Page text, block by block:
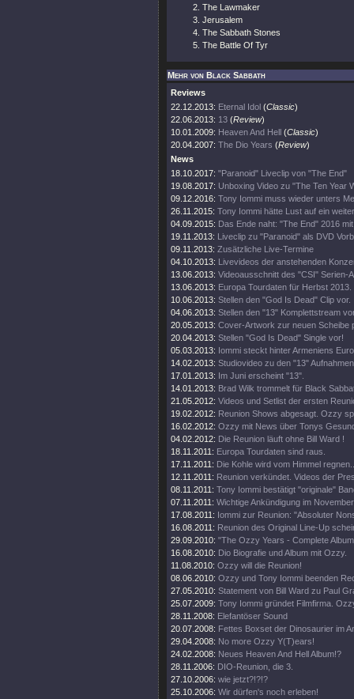
The Lawmaker
Jerusalem
The Sabbath Stones
The Battle Of Tyr
Mehr von Black Sabbath
Reviews
22.12.2013: Eternal Idol (Classic)
22.06.2013: 13 (Review)
10.01.2009: Heaven And Hell (Classic)
20.04.2007: The Dio Years (Review)
News
18.10.2017: "Paranoid" Liveclip von "The End"
19.08.2017: Unboxing Video zu "The Ten Year
09.12.2016: Tony Iommi muss wieder unters
26.11.2015: Tony Iommi hätte Lust auf ein
04.09.2015: Das Ende naht: "The End" 2016
19.11.2013: Liveclip zu "Paranoid" als DVD
09.11.2013: Zusätzliche Live-Termine
04.10.2013: Livevideos der anstehenden
13.06.2013: Videoausschnitt des "CSI" Serien-
13.06.2013: Europa Tourdaten für Herbst 2013.
10.06.2013: Stellen den "God Is Dead" Clip vor.
04.06.2013: Stellen den "13" Komplettstream
20.05.2013: Cover-Artwork zur neuen Scheibe
20.04.2013: Stellen "God Is Dead" Single vor!
05.03.2013: Iommi steckt hinter Armeniens
14.02.2013: Studiovideo zu den "13"
17.01.2013: Im Juni erscheint "13".
14.01.2013: Brad Wilk trommelt für Black
21.05.2012: Videos und Setlist der ersten
19.02.2012: Reunion Shows abgesagt. Ozzy
16.02.2012: Ozzy mit News über Tonys
04.02.2012: Die Reunion läuft ohne Bill Ward !
18.11.2011: Europa Tourdaten sind raus.
17.11.2011: Die Kohle wird vom Himmel
12.11.2011: Reunion verkündet. Videos der
08.11.2011: Tony Iommi bestätigt "originale"
07.11.2011: Wichtige Ankündigung im
17.08.2011: Iommi zur Reunion: "Absoluter
16.08.2011: Reunion des Original Line-Up
29.09.2010: "The Ozzy Years - Complete
16.08.2010: Dio Biografie und Album mit Ozzy.
11.08.2010: Ozzy will die Reunion!
08.06.2010: Ozzy und Tony Iommi beenden
27.05.2010: Statement von Bill Ward zu Paul
25.07.2009: Tony Iommi gründet Filmfirma.
28.11.2008: Elefantöser Sound
20.07.2008: Fettes Boxset der Dinosaurier im
29.04.2008: No more Ozzy Y(T)ears!
24.02.2008: Neues Heaven And Hell Album!?
28.11.2006: DIO-Reunion, die 3.
27.10.2006: wie jetzt?!?!?
25.10.2006: Wir dürfen's noch erleben!